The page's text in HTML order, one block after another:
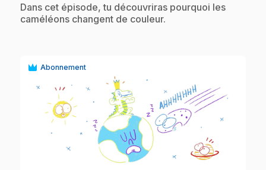
.Dans cet épisode, tu découvriras pourquoi les
caméléons changent de couleur.
Abonnement